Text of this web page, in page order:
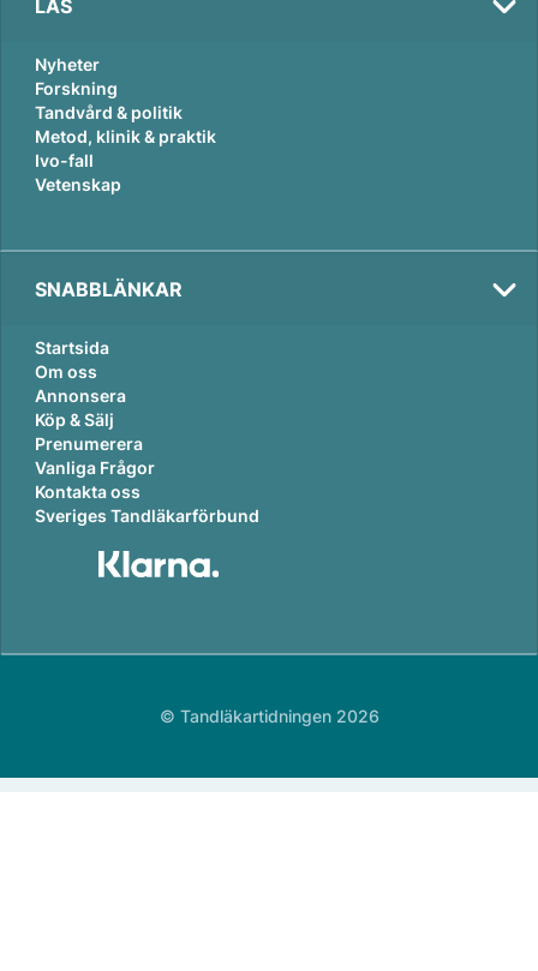
LÄS
Nyheter
Forskning
Tandvård & politik
Metod, klinik & praktik
Ivo-fall
Vetenskap
SNABBLÄNKAR
Startsida
Om oss
Annonsera
Köp & Sälj
Prenumerera
Vanliga Frågor
Kontakta oss
Sveriges Tandläkarförbund
© Tandläkartidningen 2026